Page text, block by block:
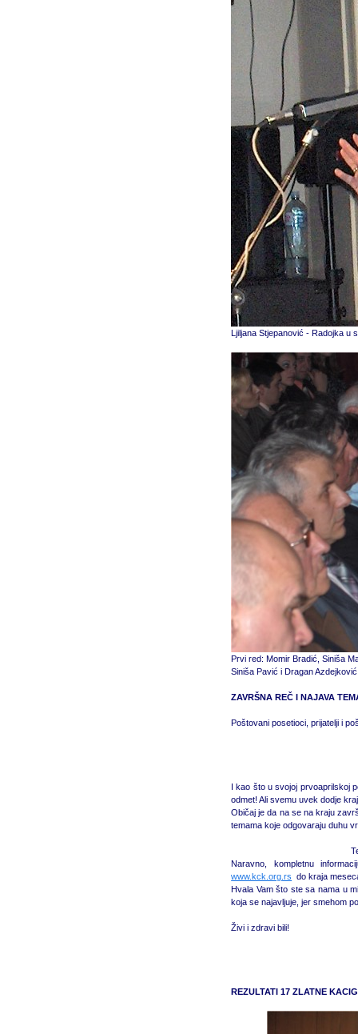
Ljiljana Stjepanović - Radojka u
Prvi red: Momir Bradić, Siniša
Siniša Pavić i Dragan Azdejković
ZAVRŠNA REČ I NAJAVA
Poštovani posetioci, prijatelji i
I kao što u svojoj prvoaprilskoj
odmet! Ali svemu uvek dodje
Običaj je da na se na kraju
temama koje odgovaraju duhu
Naravno, kompletnu
www.kck.org.rs do kraja
Hvala Vam što ste sa nama u
koja se najavljuje, jer smehom
Živi i zdravi bili!
REZULTATI 17 ZLATNE